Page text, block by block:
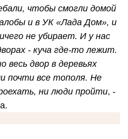
чтобы смогли домой
и в УК «Лада Дом», и
не убирает. И у нас
- куча где-то лежит.
весь двор в деревьях
почти все тополя. Не
ни люди пройти, -